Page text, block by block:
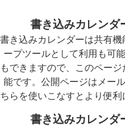
書き込みカレンダ
書き込みカレンダーは共有
ープツールとして利用も可
もできますので、このペー
能です。公開ページはメー
ちらを使いこなすとより便利
書き込みカレンダ